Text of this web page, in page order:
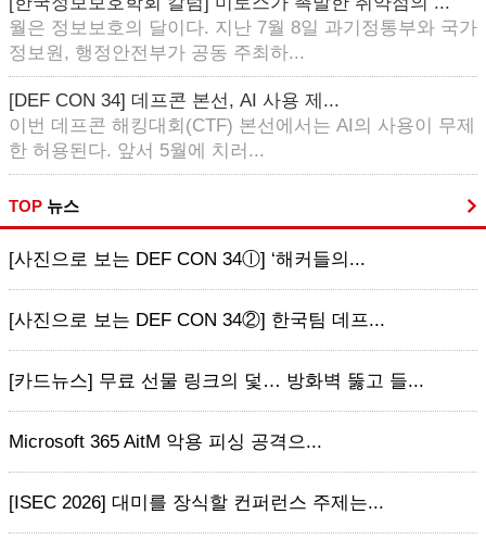
월은 정보보호의 달이다. 지난 7월 8일 과기정통부와 국가
정보원, 행정안전부가 공동 주최하...
[DEF CON 34] 데프콘 본선, AI 사용 제...
이번 데프콘 해킹대회(CTF) 본선에서는 AI의 사용이 무제
한 허용된다. 앞서 5월에 치러...
TOP 뉴스
[사진으로 보는 DEF CON 34ⓛ] ‘해커들의...
[사진으로 보는 DEF CON 34②] 한국팀 데프...
[카드뉴스] 무료 선물 링크의 덫… 방화벽 뚫고 들...
Microsoft 365 AitM 악용 피싱 공격으...
[ISEC 2026] 대미를 장식할 컨퍼런스 주제는...